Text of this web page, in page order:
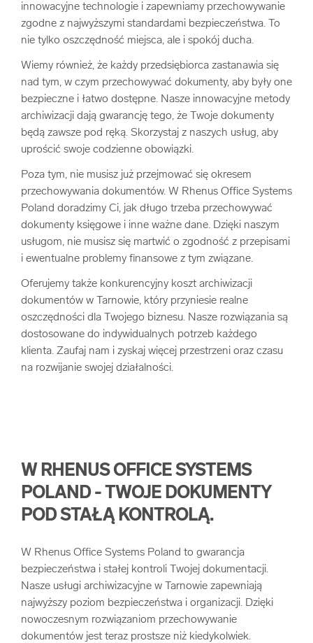
innowacyjne technologie i zapewniamy przechowywanie
zgodne z najwyższymi standardami bezpieczeństwa. To
nie tylko oszczędność miejsca, ale i spokój ducha.
Wiemy również, że każdy przedsiębiorca zastanawia się
nad tym, w czym przechowywać dokumenty, aby były one
bezpieczne i łatwo dostępne. Nasze innowacyjne metody
archiwizacji dają gwarancję tego, że Twoje dokumenty
będą zawsze pod ręką. Skorzystaj z naszych usług, aby
uprościć swoje codzienne obowiązki.
Poza tym, nie musisz już przejmować się okresem
przechowywania dokumentów. W Rhenus Office Systems
Poland doradzimy Ci, jak długo trzeba przechowywać
dokumenty księgowe i inne ważne dane. Dzięki naszym
usługom, nie musisz się martwić o zgodność z przepisami
i ewentualne problemy finansowe z tym związane.
Oferujemy także konkurencyjny koszt archiwizacji
dokumentów w Tarnowie, który przyniesie realne
oszczędności dla Twojego biznesu. Nasze rozwiązania są
dostosowane do indywidualnych potrzeb każdego
klienta. Zaufaj nam i zyskaj więcej przestrzeni oraz czasu
na rozwijanie swojej działalności.
W RHENUS OFFICE SYSTEMS
POLAND - TWOJE DOKUMENTY
POD STAŁĄ KONTROLĄ.
W Rhenus Office Systems Poland to gwarancja
bezpieczeństwa i stałej kontroli Twojej dokumentacji.
Nasze usługi archiwizacyjne w Tarnowie zapewniają
najwyższy poziom bezpieczeństwa i organizacji. Dzięki
nowoczesnym rozwiązaniom przechowywanie
dokumentów jest teraz prostsze niż kiedykolwiek.